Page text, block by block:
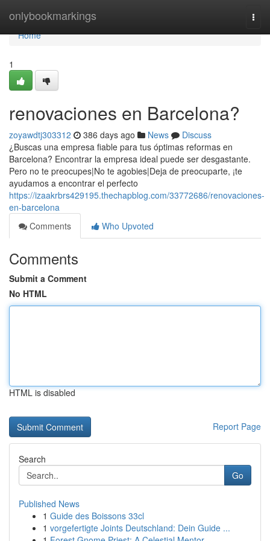
onlybookmarkings
Home
Home
1
renovaciones en Barcelona?
zoyawdtj303312 386 days ago News
Discuss
¿Buscas una empresa fiable para tus óptimas reformas en
Barcelona? Encontrar la empresa ideal puede ser desgastante.
Pero no te preocupes|No te agobies|Deja de preocuparte, ¡te
ayudamos a encontrar el perfecto
https://izaakrbrs429195.thechapblog.com/33772686/renovaciones-
en-barcelona
Comments
Who Upvoted
Comments
Submit a Comment
No HTML
HTML is disabled
Report Page
Search
Go
Published News
1 Guide des Boissons 33cl
1 vorgefertigte Joints Deutschland: Dein Guide ...